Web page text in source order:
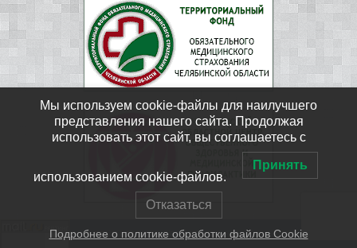
ФГБУЗ ЦМСЧ № 15 ФМБА России
Мы используем cookie-файлы для наилучшего
представления нашего сайта. Продолжая
использовать этот сайт, вы соглашаетесь с
использованием cookie-файлов.
Принять
Отказаться
Подробнее о политике обработки файлов Cookie